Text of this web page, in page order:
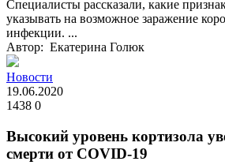
Специалисты рассказали, какие
указывать на возможное заражение
инфекции. ...
Автор: Екатерина Голюк
Новости
19.06.2020
1438 0
Высокий уровень кортизола
смерти от COVID-19